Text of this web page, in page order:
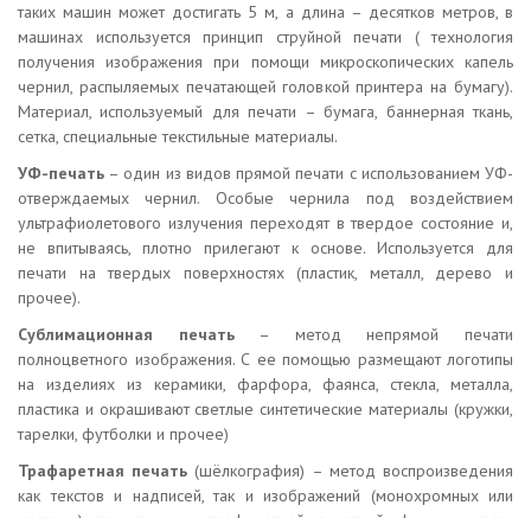
таких машин может достигать 5 м, а длина – десятков метров, в
машинах используется принцип струйной печати ( технология
получения изображения при помощи микроскопических капель
чернил, распыляемых печатающей головкой принтера на бумагу).
Материал, используемый для печати – бумага, баннерная ткань,
сетка, специальные текстильные материалы.
УФ-печать – один из видов прямой печати с использованием УФ-
отверждаемых чернил. Особые чернила под воздействием
ультрафиолетового излучения переходят в твердое состояние и,
не впитываясь, плотно прилегают к основе. Используется для
печати на твердых поверхностях (пластик, металл, дерево и
прочее).
Сублимационная печать– метод непрямой печати
полноцветного изображения. С ее помощью размещают логотипы
на изделиях из керамики, фарфора, фаянса, стекла, металла,
пластика и окрашивают светлые синтетические материалы (кружки,
тарелки, футболки и прочее)
Трафаретная печать (шёлкография) – метод воспроизведения
как текстов и надписей, так и изображений (монохромных или